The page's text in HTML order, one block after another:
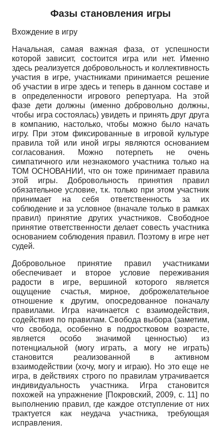
Фазы становления игры
Вхождение в игру
Начальная, самая важная фаза, от успешности
которой зависит, состоится игра или нет. Именно
здесь реализуется добровольность и коллективность
участия в игре, участниками принимается решение
об участии в игре здесь и теперь в данном составе и
в определенности игрового репертуара. На этой
фазе дети должны (именно добровольно должны,
чтобы игра состоялась) увидеть и принять друг друга
в компанию, настолько, чтобы можно было начать
игру. При этом фиксированные в игровой культуре
правила той или иной игры являются основанием
согласования. Можно потерпеть не очень
симпатичного или незнакомого участника только на
ТОМ ОСНОВАНИИ, что он тоже принимает правила
этой игры. Добровольность принятия правил
обязательное условие, т.к. только при этом участник
принимает на себя ответственность за их
соблюдение и за условное (вначале только в рамках
правил) принятие других участников. Свободное
принятие ответственности делает совесть участника
основанием соблюдения правил. Поэтому в игре нет
судей.
Добровольное принятие правил участниками
обеспечивает и второе условие переживания
радости в игре, вершиной которого является
ощущение счастья, мирное, доброжелательное
отношение к другим, опосредованное поначалу
правилами. Игра начинается с взаимодействия,
содействия по правилам. Свобода выбора (заметим,
что свобода, особенно в подростковом возрасте,
является особо значимой ценностью) из
потенциальной (могу играть, а могу не играть)
становится реализованной в активном
взаимодействии (хочу, могу и играю). Но это еще не
игра, в действиях строго по правилам утрачивается
индивидуальность участника. Игра становится
похожей на упражнение [Покровский, 2009, с. 11] по
выполнению правил, где каждое отступление от них
трактуется как неудача участника, требующая
исправления.